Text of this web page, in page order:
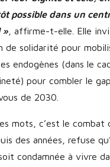
possible dans un
» , affirme-t-elle. Elle
de solidarité pour
endogènes (dans le
pour combler le
de 2030.
mots, c’est le combat
des années, refuse
condamnée à vivre